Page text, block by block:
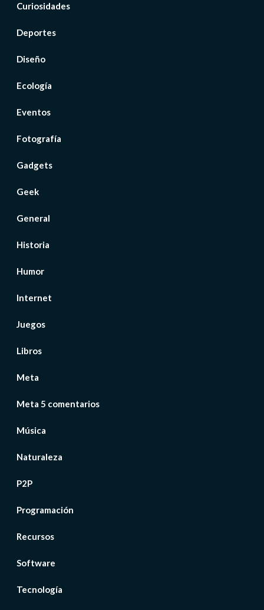
Curiosidades
Deportes
Diseño
Ecología
Eventos
Fotografía
Gadgets
Geek
General
Historia
Humor
Internet
Juegos
Libros
Meta
Meta 5 comentarios
Música
Naturaleza
P2P
Programación
Recursos
Software
Tecnología